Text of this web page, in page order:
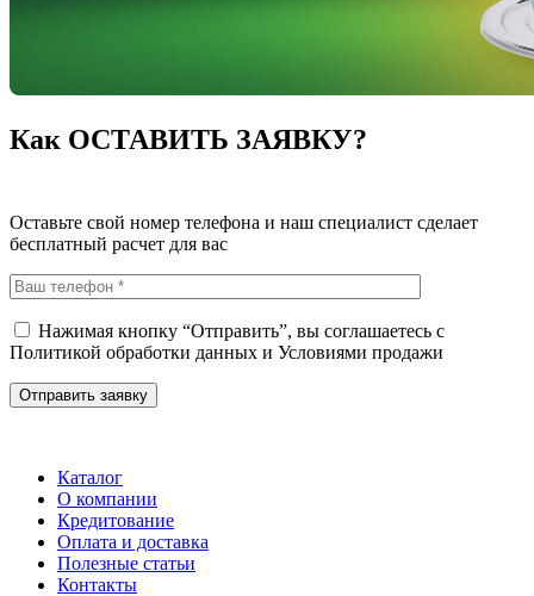
Как ОСТАВИТЬ ЗАЯВКУ?
Оставьте свой номер телефона и наш специалист сделает
бесплатный расчет для вас
Нажимая кнопку “Отправить”, вы соглашаетесь с
Политикой обработки данных и Условиями продажи
Каталог
О компании
Кредитование
Оплата и доставка
Полезные статьи
Контакты